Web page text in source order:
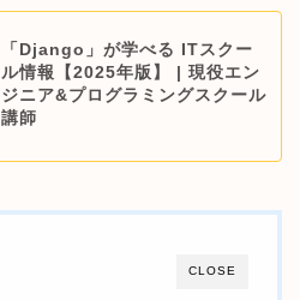
「Django」が学べる ITスクー
ル情報【2025年版】 | 現役エン
ジニア&プログラミングスクール
講師
CLOSE